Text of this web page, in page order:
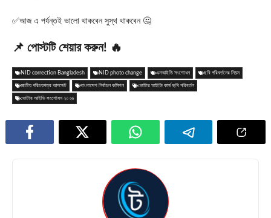
✅আজ এ পর্যন্তই ভালো থাকবেন সুস্থ থাকবেন 🤔
📌 পোস্টটি শেয়ার করুন! 🔥
NID correction Bangladesh NID photo change এনআইডি সংশোধন ছবি পরিবর্তনের নিয়ম
জাতীয় পরিচয়পত্র আপডেট বাংলাদেশ নির্বাচন কমিশন ভোটার আইডি কার্ড ছবি পরিবর্তন
ভোটার আইডি সংশোধন ২০২৬